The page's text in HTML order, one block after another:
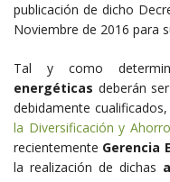
publicación de dicho
Noviembre de 2016 para
Tal y como
energéticas deberán
debidamente
la Diversificación y
recientemente Gerencia
la realización de dichas